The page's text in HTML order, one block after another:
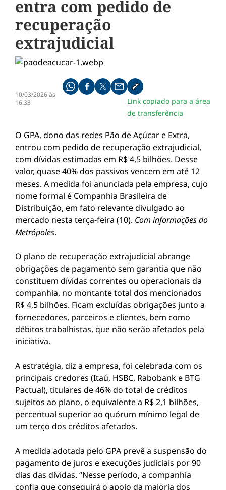
entra com pedido de
recuperação
extrajudicial
10/03/2026 às
16:33
Compartilhe pelo whatsapp
Compartilhar no facebook
Compartilhar no twitter
Compartilhe pelo email
Copiar link da notícia
Link copiado para a área
de transferência
O GPA, dono das redes Pão de Açúcar e Extra,
entrou com pedido de recuperação extrajudicial,
com dívidas estimadas em R$ 4,5 bilhões. Desse
valor, quase 40% dos passivos vencem em até 12
meses. A medida foi anunciada pela empresa, cujo
nome formal é Companhia Brasileira de
Distribuição, em fato relevante divulgado ao
mercado nesta terça-feira (10). Com informações do
Metrópoles.
O plano de recuperação extrajudicial abrange
obrigações de pagamento sem garantia que não
constituem dívidas correntes ou operacionais da
companhia, no montante total dos mencionados
R$ 4,5 bilhões. Ficam excluídas obrigações junto a
fornecedores, parceiros e clientes, bem como
débitos trabalhistas, que não serão afetados pela
iniciativa.
A estratégia, diz a empresa, foi celebrada com os
principais credores (Itaú, HSBC, Rabobank e BTG
Pactual), titulares de 46% do total de créditos
sujeitos ao plano, o equivalente a R$ 2,1 bilhões,
percentual superior ao quórum mínimo legal de
um terço dos créditos afetados.
A medida adotada pelo GPA prevê a suspensão do
pagamento de juros e execuções judiciais por 90
dias das dívidas. “Nesse período, a companhia
confia que conseguirá o apoio da maioria dos